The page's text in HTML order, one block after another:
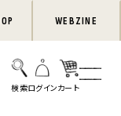
WEBZINE